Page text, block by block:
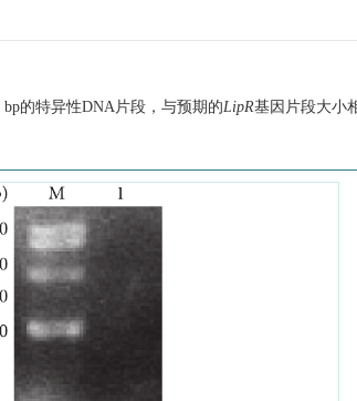
的特异性DNA片段，与预期的LipR基因片段大小